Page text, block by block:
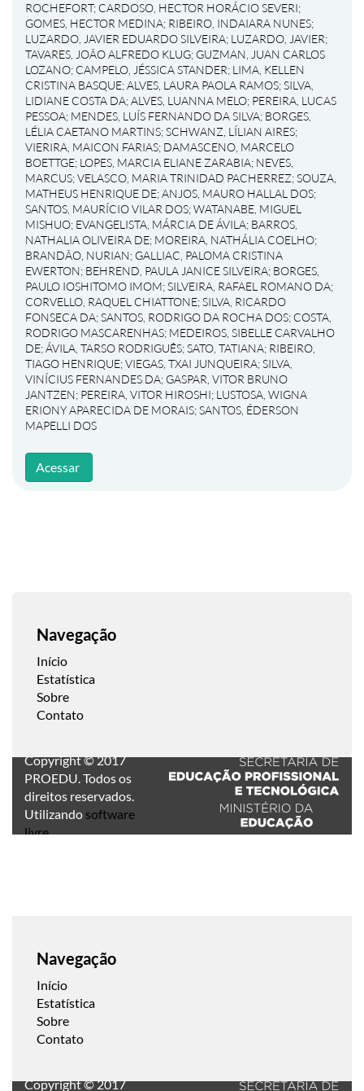
ROCHEFORT; CARDOSO, HECTOR HORÁCIO SEVERI;
GOMES, HECTOR MEDINA; RIBEIRO, INDAIARA NUNES;
LUZARDO, JAVIER EDUARDO SILVEIRA; LUZARDO, JAVIER;
TAVARES, JOÃO ALFREDO KLUG; GUZMAN, JUAN CARLOS
LOZANO; CAMPELO, JÉSSICA STANDER; LIMA, KELLEN
CRISTINA BASQUE;ALVES, LAURA PAOLA RAMOS;SILVA,
LIDIANE COSTA DA;ALVES, LUANNA MELO; PEREIRA, LUCAS
PESSOA; MENDES, LUÍS FERNANDO DA SILVA; BORGES,
LÉLIA CAETANO MARTINS;SCHWANZ, LÍLIAN AIRES;
VIERIRA, MAICON FARIAS; DAMASCENO, MARCELO
BOETTGE; LOPES, MARCIA ELIANE ZARABIA; NEVES,
MARCUS;VELASCO, MARIA TRINIDAD PACHERREZ;SOUZA,
MATHEUS HENRIQUE DE;ANJOS, MAURO HALLAL DOS;
SANTOS, MAURÍCIO VILAR DOS;WATANABE, MIGUEL
MISHUO; EVANGELISTA, MÁRCIA DE ÁVILA; BARROS,
NATHALIA OLIVEIRA DE; MOREIRA, NATHÁLIA COELHO;
BRANDÃO, NURIAN; GALLIAC, PALOMA CRISTINA
EWERTON; BEHREND, PAULA JANICE SILVEIRA; BORGES,
PAULO IOSHITOMO IMOM;SILVEIRA, RAFAEL ROMANO DA;
CORVELLO, RAQUEL CHIATTONE;SILVA, RICARDO
FONSECA DA;SANTOS, RODRIGO DA ROCHA DOS; COSTA,
RODRIGO MASCARENHAS; MEDEIROS, SIBELLE CARVALHO
DE;ÁVILA, TARSO RODRIGUÊS;SATO, TATIANA; RIBEIRO,
TIAGO HENRIQUE;VIEGAS, TXAI JUNQUEIRA;SILVA,
VINÍCIUS FERNANDES DA; GASPAR, VITOR BRUNO
JANTZEN; PEREIRA, VITOR HIROSHI; LUSTOSA, WIGNA
ERIONY APARECIDA DE MORAIS;SANTOS, ÉDERSON
MAPELLI DOS
Acessar
Navegação
Início
Estatística
Sobre
Contato
Copyright © 2017
PROEDU. Todos os
direitos reservados.
Utilizando software
livre.
Navegação
Início
Estatística
Sobre
Contato
Copyright © 2017